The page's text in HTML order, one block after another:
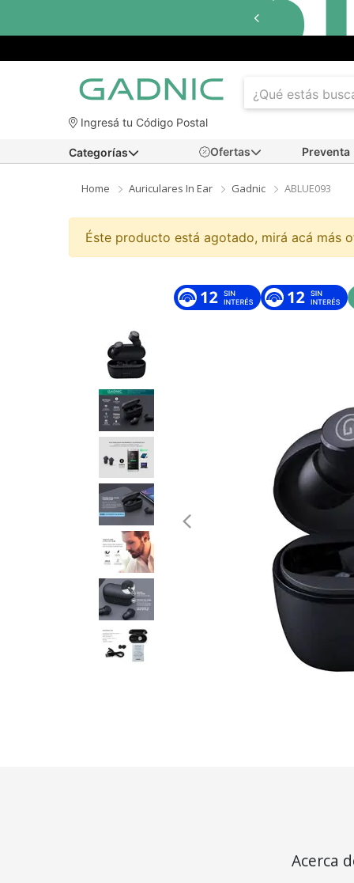
Ingresá tu Código Postal
Ofertas Preventa
Categorías
Home Auriculares In Ear Gadnic ABLUE093
Éste producto está agotado, mirá acá más
Acerca